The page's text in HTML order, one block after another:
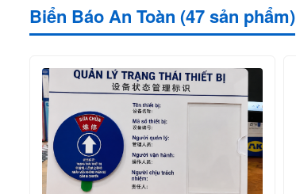
Biển Báo An Toàn (47 sản phẩm)